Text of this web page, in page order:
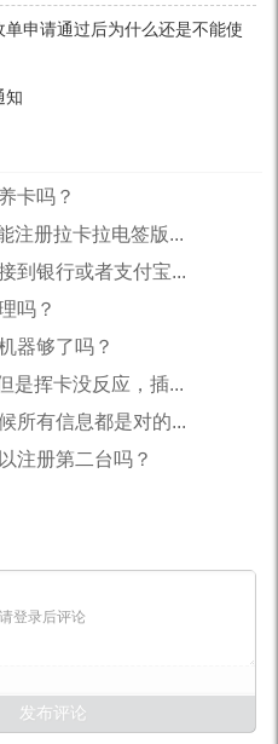
申请通过后为什么还是不能使
知
卡吗？
注册拉卡拉电签版...
到银行或者支付宝...
吗？
器够了吗？
是挥卡没反应，插...
所有信息都是对的...
注册第二台吗？
请登录后评论